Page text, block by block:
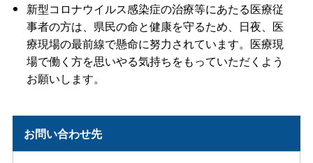
新型コロナウイルス感染症の治療等にあたる医療従
事者の方は、県民の命と健康を守るため、日夜、医
療現場の最前線で懸命に努力されています。医療現
場で働く方を思いやる気持ちをもっていただくよう
お願いします。
お問い合わせ先